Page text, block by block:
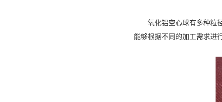
氧化铝空心球有多种粒径
能够根据不同的加工需求进